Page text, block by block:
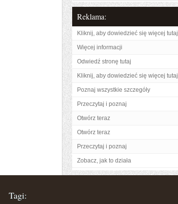
Reklama:
Kliknij, aby dowiedzieć się więcej tutaj
Więcej informacji
Odwiedź stronę tutaj
Kliknij, aby dowiedzieć się więcej tutaj
Poznaj wszystkie szczegóły
Przeczytaj i poznaj
Otwórz teraz
Otwórz teraz
Przeczytaj i poznaj
Zobacz, jak to działa
Tagi: